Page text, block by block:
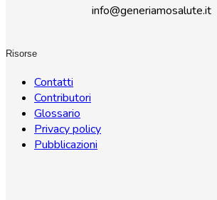
info@generiamosalute.it
Risorse
Contatti
Contributori
Glossario
Privacy policy
Pubblicazioni